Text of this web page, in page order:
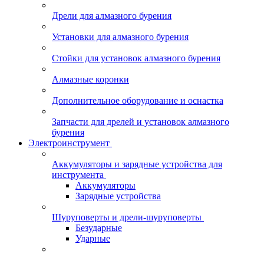
Дрели для алмазного бурения
Установки для алмазного бурения
Стойки для установок алмазного бурения
Алмазные коронки
Дополнительное оборудование и оснастка
Запчасти для дрелей и установок алмазного
бурения
Электроинструмент
Аккумуляторы и зарядные устройства для
инструмента
Аккумуляторы
Зарядные устройства
Шуруповерты и дрели-шуруповерты
Безударные
Ударные